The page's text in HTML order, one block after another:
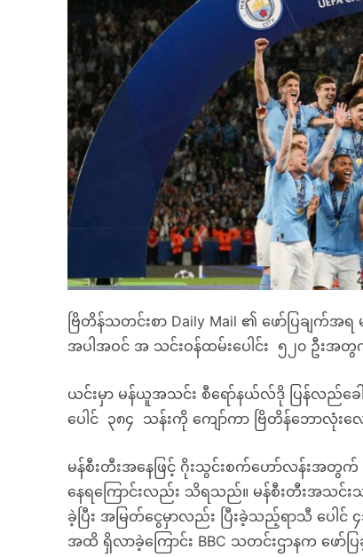
ဗြိတိန်သတင်းစာ Daily Mail ၏ ဖော်ပြချက်
အပါအဝင် အ သင်းဝန်ထမ်းပေါင်း ၅၂၀ ဦးအတွ
ယင်းမှာ မန်ယူအသင်း စီရော်နယ်လ်ဒို ပြန်လည်ခ
ပေါင် ၃၈၄ သန်းကို ကျော်ကာ ဗြိတိန်ဘောလုံးလ
မန်စီးတီးအနေဖြင့် ဂိုးသွင်းစက်ဟော်လန်းအတွက်
နေရကြောင်းလည်း သိရသည်။ မန်စီးတီးအသင်
ခဲ့ပြီး အမြတ်ငွေမှာလည်း ပြီးခဲ့သည့်ရာသီ ပေါင်
အထိ ရှိလာခဲ့ကြောင်း BBC သတင်းဌာနက ဖော်ပ